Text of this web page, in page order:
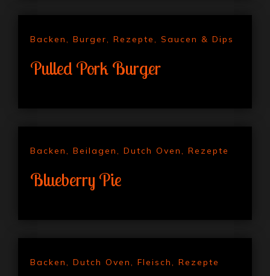
Pulled Pork Burger
Backen, Burger, Rezepte, Saucen & Dips
Blueberry Pie
Backen, Beilagen, Dutch Oven, Rezepte
Backen, Dutch Oven, Fleisch, Rezepte